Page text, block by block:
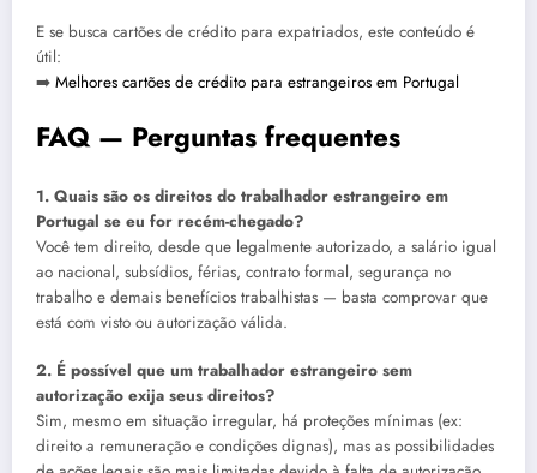
E se busca cartões de crédito para expatriados, este conteúdo é
útil:
➡️ Melhores cartões de crédito para estrangeiros em Portugal
FAQ — Perguntas frequentes
1. Quais são os direitos do trabalhador estrangeiro em
Portugal se eu for recém-chegado?
Você tem direito, desde que legalmente autorizado, a salário igual
ao nacional, subsídios, férias, contrato formal, segurança no
trabalho e demais benefícios trabalhistas — basta comprovar que
está com visto ou autorização válida.
2. É possível que um trabalhador estrangeiro sem
autorização exija seus direitos?
Sim, mesmo em situação irregular, há proteções mínimas (ex:
direito a remuneração e condições dignas), mas as possibilidades